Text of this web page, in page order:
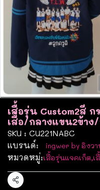
เสื้อรุ่น Custom2สี
เสื้อ/กลางแขน2ข้า
SKU : CU221NABC
แบรนด์:
ingwer by อิงว
หมวดหมู่:เสื้อรุ่นแจคเก็ต,เ
แชร์